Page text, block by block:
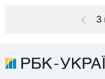
3